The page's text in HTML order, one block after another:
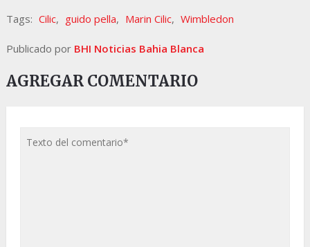
Tags: Cilic, guido pella, Marin Cilic, Wimbledon
Publicado por BHI Noticias Bahia Blanca
AGREGAR COMENTARIO